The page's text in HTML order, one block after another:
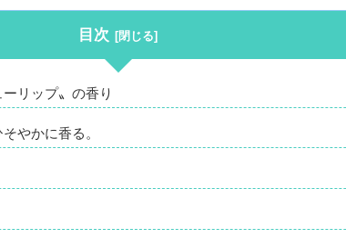
目次
リップ〟の香り
やかに香る。